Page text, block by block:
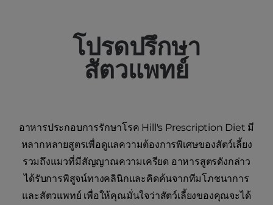
โปรดปรึกษา
สัตวแพทย์
อาหารประกอบการรักษาโรค Hill's Prescription Diet มี
หลากหลายสูตรเพื่อดูแลความต้องการพิเศษของสัตว์เลี้ยง
รวมถึงแมวที่มีสัญญาณความเครียด อาหารสูตรดังกล่าว
ได้รับการพิสูจน์ทางคลินิกและคิดค้นจากทีมโภชนาการ
และสัตวแพทย์ เพื่อให้คุณมั่นใจว่าสัตว์เลี้ยงของคุณจะได้